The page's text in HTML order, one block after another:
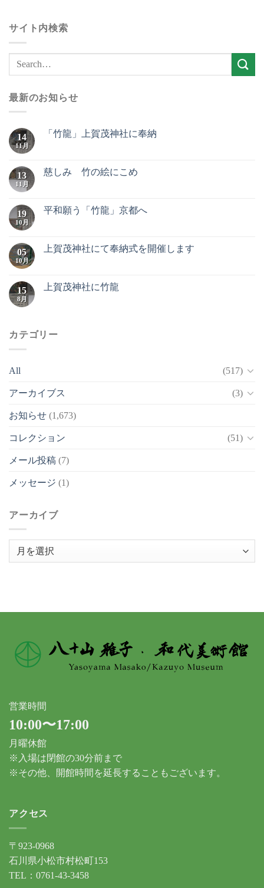
サイト内検索
最新のお知らせ
14
11月
「竹龍」上賀茂神社に奉納
13
11月
慈しみ 竹の絵にこめ
19
10月
平和願う「竹龍」京都へ
05
10月
上賀茂神社にて奉納式を開催します
15
8月
上賀茂神社に竹龍
カテゴリー
All (517)
アーカイブス (3)
お知らせ (1,673)
コレクション (51)
メール投稿 (7)
メッセージ (1)
アーカイブ
営業時間
10:00〜17:00
月曜休館
※入場は閉館の30分前まで
※その他、開館時間を延長することもございます。
アクセス
〒923-0968
石川県小松市村松町153
TEL：0761-43-3458